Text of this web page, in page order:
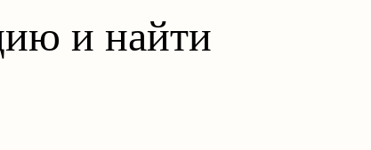
и найти